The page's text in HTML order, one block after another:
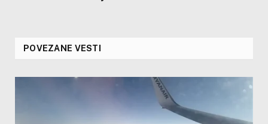
POVEZANE VESTI